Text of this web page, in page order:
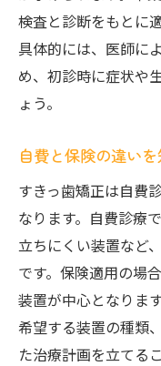
検査と診断をもとに
具体的には、医師に
め、初診時に症状や
ょう。
自費と保険の違い
すきっ歯矯正は自費
なります。自費診療
立ちにくい装置など
です。保険適用の場
装置が中心となりま
希望する装置の種類
た治療計画を立てる